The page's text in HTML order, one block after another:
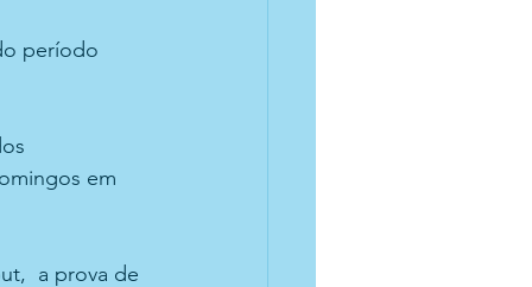
período
em
a prova de